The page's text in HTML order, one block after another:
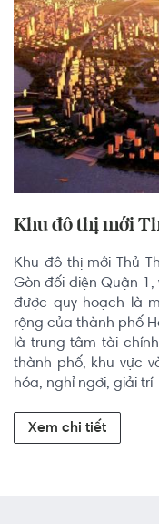
Khu đô thị mới
Khu đô thị mới Thủ
Gòn đối diện Quận 1,
được quy hoạch là
rộng của thành phố
là trung tâm tài
thành phố, khu vực
hóa, nghỉ ngơi, giải trí
Xem chi tiết